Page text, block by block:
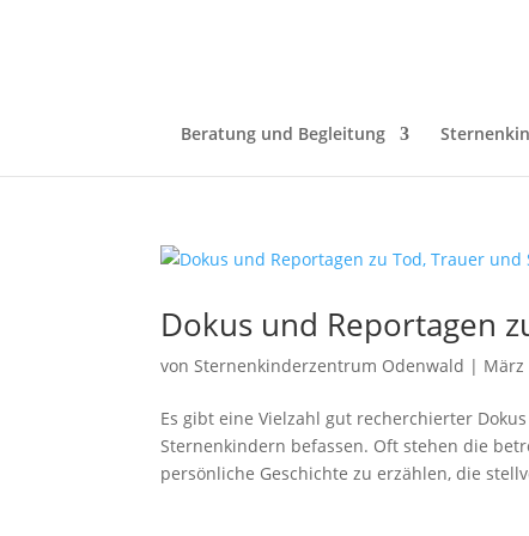
Beratung und Begleitung
Dokus und Reportagen
vonSternenkinderzentrum Odenwald | März
Es gibt eine Vielzahl gut recherchierter
Sternenkindern befassen. Oft stehen die
persönliche Geschichte zu erzählen, die